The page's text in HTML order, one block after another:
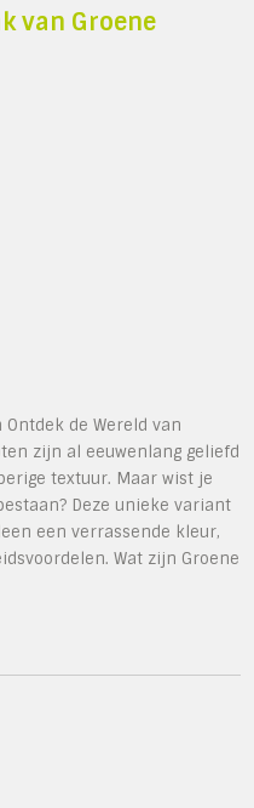
van Groene
de Wereld van
zijn al eeuwenlang geliefd
textuur. Maar wist je
Deze unieke variant
een verrassende kleur,
Wat zijn Groene